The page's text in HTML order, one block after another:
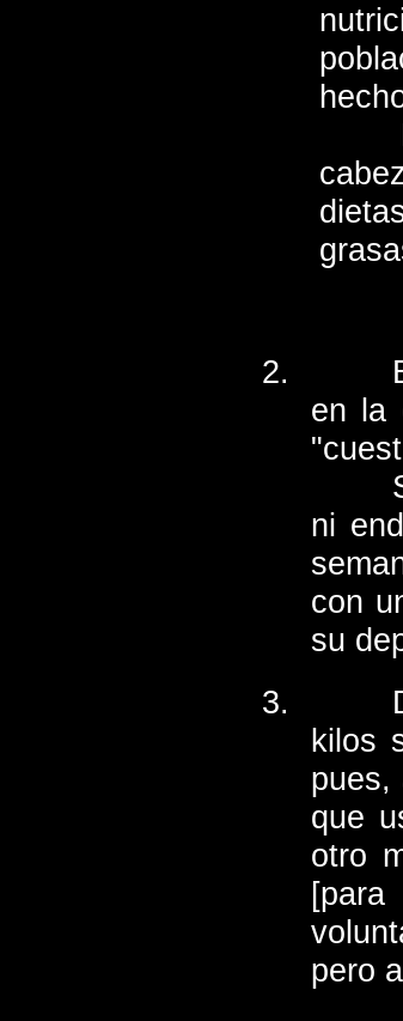
en la
ni
con
su
kilos
pues,
que
otro
pero